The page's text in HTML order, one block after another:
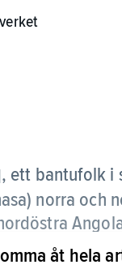
, ett bantufolk i
norra och
till över 800 000.
åt hela